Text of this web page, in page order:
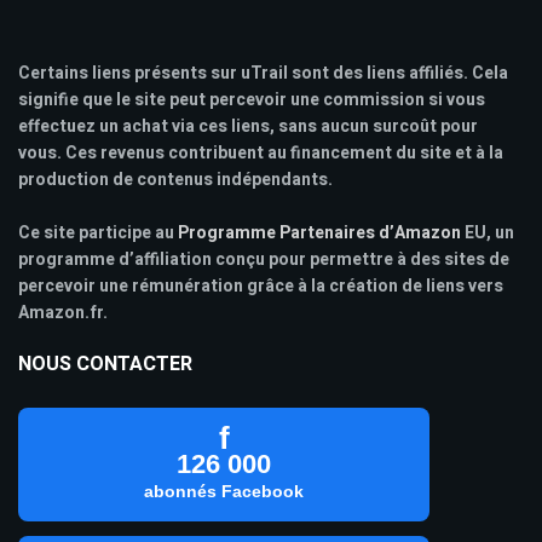
Certains liens présents sur uTrail sont des liens affiliés. Cela
signifie que le site peut percevoir une commission si vous
effectuez un achat via ces liens, sans aucun surcoût pour
vous. Ces revenus contribuent au financement du site et à la
production de contenus indépendants.
Ce site participe au Programme Partenaires d’Amazon EU, un
programme d’affiliation conçu pour permettre à des sites de
percevoir une rémunération grâce à la création de liens vers
Amazon.fr.
NOUS CONTACTER
f
126 000
abonnés Facebook